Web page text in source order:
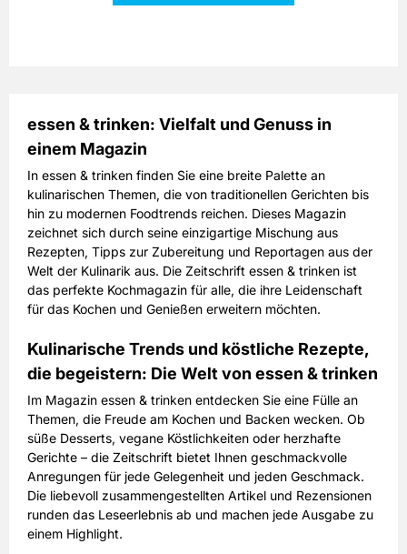
essen & trinken: Vielfalt und Genuss in
einem Magazin
In essen & trinken finden Sie eine breite Palette an
kulinarischen Themen, die von traditionellen Gerichten bis
hin zu modernen Foodtrends reichen. Dieses Magazin
zeichnet sich durch seine einzigartige Mischung aus
Rezepten, Tipps zur Zubereitung und Reportagen aus der
Welt der Kulinarik aus. Die Zeitschrift essen & trinken ist
das perfekte Kochmagazin für alle, die ihre Leidenschaft
für das Kochen und Genießen erweitern möchten.
Kulinarische Trends und köstliche Rezepte,
die begeistern: Die Welt von essen & trinken
Im Magazin essen & trinken entdecken Sie eine Fülle an
Themen, die Freude am Kochen und Backen wecken. Ob
süße Desserts, vegane Köstlichkeiten oder herzhafte
Gerichte – die Zeitschrift bietet Ihnen geschmackvolle
Anregungen für jede Gelegenheit und jeden Geschmack.
Die liebevoll zusammengestellten Artikel und Rezensionen
runden das Leseerlebnis ab und machen jede Ausgabe zu
einem Highlight.